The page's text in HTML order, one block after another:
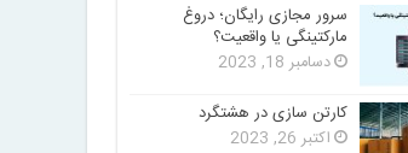
سرور مجازی رایگان؛ دروغ
مارکتینگی یا واقعیت؟
دسامبر 18, 2023
کارتن سازی در هشتگرد
اکتبر 26, 2023